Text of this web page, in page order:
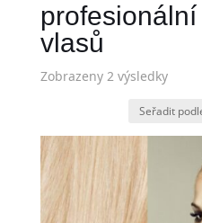
vlasů
Zobrazeny 2 výsledky